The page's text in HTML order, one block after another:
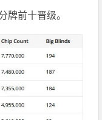
牌前十晋级。